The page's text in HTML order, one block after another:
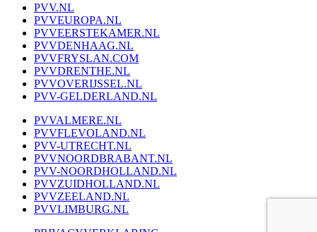
PVV.NL
PVVEUROPA.NL
PVVEERSTEKAMER.NL
PVVDENHAAG.NL
PVVFRYSLAN.COM
PVVDRENTHE.NL
PVVOVERIJSSEL.NL
PVV-GELDERLAND.NL
PVVALMERE.NL
PVVFLEVOLAND.NL
PVV-UTRECHT.NL
PVVNOORDBRABANT.NL
PVV-NOORDHOLLAND.NL
PVVZUIDHOLLAND.NL
PVVZEELAND.NL
PVVLIMBURG.NL